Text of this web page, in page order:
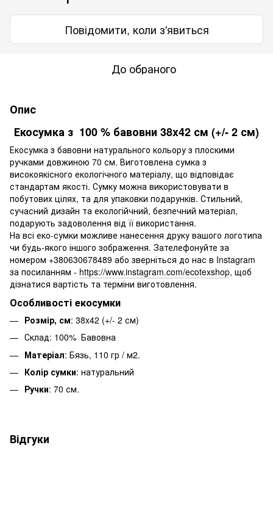
Повідомити, коли з'явиться
До обраного
Опис
Екосумка з 100 % бавовни 38x42 см (+/- 2 см)
Екосумка з бавовни натурального кольору з плоскими
ручками довжиною 70 см. Виготовлена сумка з
високоякісного екологічного матеріалу, що відповідає
стандартам якості. Сумку можна використовувати в
побутових цілях, та для упаковки подарунків. Стильний,
сучасний дизайн та екологійчний, безпечний матеріал,
подарують задоволення від її використання.
На всі еко-сумки можливе нанесення друку вашого логотипа
чи будь-якого іншого зображення. Зателефонуйте за
номером +380630678489 або зверніться до нас в Instagram
за посиланням - https://www.instagram.com/ecotexshop, щоб
дізнатися вартість та терміни виготовлення.
Особливості екосумки
Розмір, см: 38x42 (+/- 2 см)
Склад: 100% Бавовна
Матеріал: Бязь, 110 гр / м2.
Колір сумки: натуральний
Ручки: 70 см.
Відгуки